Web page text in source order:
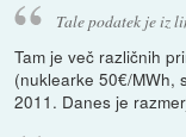
Tale podatek je iz
Tam je več različnih
(nuklearke 50€/MWh,
2011. Danes je